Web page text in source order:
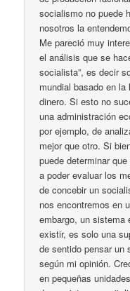
socialismo no puede
nosotros la
Me pareció muy
el análisis que se
socialista”, es decir
mundial basado en
dinero. Si esto no
una administración
por ejemplo, de
mejor que otro. Si
puede determinar
a poder evaluar los
de concebir un
nos encontremos en
embargo, un sistema
existir, es solo una
de sentido pensar un
según mi opinión.
en pequeñas